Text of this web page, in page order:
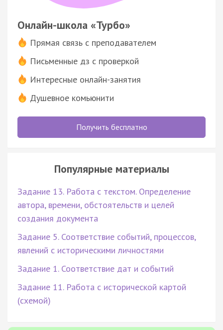
Онлайн-школа «Турбо»
Прямая связь с преподавателем
Письменные дз с проверкой
Интересные онлайн-занятия
Душевное комьюнити
Получить бесплатно
Популярные материалы
Задание 13. Работа с текстом. Определение
автора, времени, обстоятельств и целей
создания документа
Задание 5. Соответствие событий, процессов,
явлений с историческими личностями
Задание 1. Соответствие дат и событий
Задание 11. Работа с исторической картой
(схемой)